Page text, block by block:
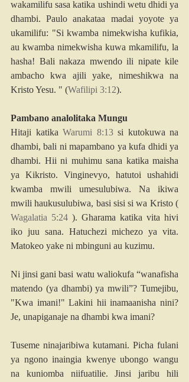
wakamilifu sasa katika ushindi wetu dhidi ya
dhambi. Paulo anakataa madai yoyote ya
ukamilifu: "Si kwamba nimekwisha kufikia,
au kwamba nimekwisha kuwa mkamilifu, la
hasha! Bali nakaza mwendo ili nipate kile
ambacho kwa ajili yake, nimeshikwa na
Kristo Yesu. " (Wafilipi 3:12).
Pambano analolitaka Mungu
Hitaji katika Warumi 8:13 si kutokuwa na
dhambi, bali ni mapambano ya kufa dhidi ya
dhambi. Hii ni muhimu sana katika maisha
ya Kikristo. Vinginevyo, hatutoi ushahidi
kwamba mwili umesulubiwa. Na ikiwa
Wagalatia 5:24 ). Gharama katika vita hivi
iko juu sana. Hatuchezi michezo ya vita.
Matokeo yake ni mbinguni au kuzimu.
Ni jinsi gani basi watu waliokufa “wanafisha
matendo (ya dhambi) ya mwili”? Tumejibu,
"Kwa imani!" Lakini hii inamaanisha nini?
Je, unapiganaje na dhambi kwa imani?
Tuseme ninajaribiwa kutamani. Picha fulani
ya ngono inaingia kwenye ubongo wangu
na kuniomba niifuatilie. Jinsi jaribu hili